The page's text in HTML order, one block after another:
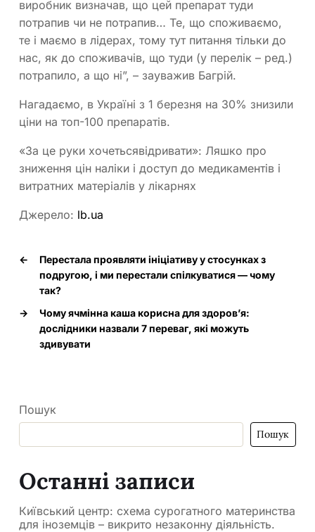
виробник визначав, що цей препарат туди
потрапив чи не потрапив… Те, що споживаємо,
те і маємо в лідерах, тому тут питання тільки до
нас, як до споживачів, що туди (у перелік – ред.)
потрапило, а що ні”, – зауважив Багрій.
Нагадаємо, в Україні з 1 березня на 30% знизили
ціни на топ-100 препаратів.
«За це руки хочетьсявідривати»: Ляшко про
зниження цін наліки і доступ до медикаментів і
витратних матеріалів у лікарнях
Джерело: lb.ua
←
Перестала проявляти ініціативу у стосунках з
подругою, і ми перестали спілкуватися — чому
так?
→
Чому ячмінна каша корисна для здоров’я:
дослідники назвали 7 переваг, які можуть
здивувати
Пошук
Пошук
Останні записи
Київський центр: схема сурогатного материнства
для іноземців – викрито незаконну діяльність.